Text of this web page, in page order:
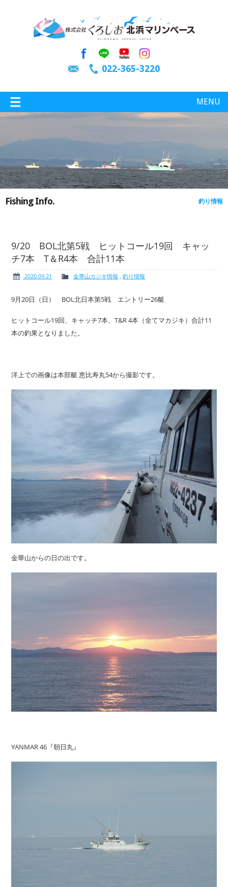
022-365-3220
MENU
特選情報 釣り情報
ボート免許
サービス案内
中古艇情報
会社概要
Fishing Info. 釣り情報
9/20 BOL北第5戦 ヒットコール19回 キャッ
チ7本 T＆R4本 合計11本
2020.09.21 金華山カジキ情報 ,釣り情報
9月20日（日） BOL北日本第5戦 エントリー26艇
ヒットコール19回、キャッチ7本、T&R 4本（全てマカジキ）合計11
本の釣果となりました。
洋上での画像は本部艇 恵比寿丸54から撮影です。
金華山からの日の出です。
YANMAR 46『朝日丸』